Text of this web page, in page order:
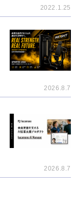
2022.1.25
2026.8.7
2026.8.7